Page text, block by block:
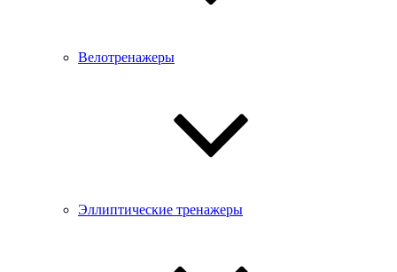
Велотренажеры
Эллиптические тренажеры